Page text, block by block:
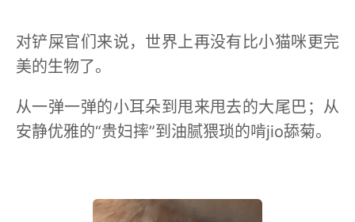
对铲屎官们来说，世界上再没有比小猫咪更完
美的生物了。
从一弹一弹的小耳朵到甩来甩去的大尾巴；从
安静优雅的“贵妇摔”到油腻猥琐的啃jio舔菊。